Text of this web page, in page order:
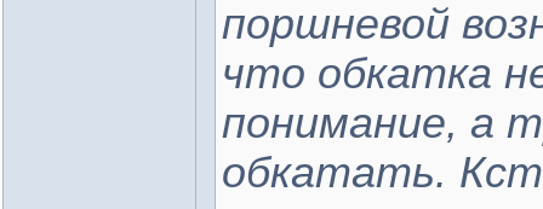
поршневой
что обкатка
понимание, а
обкатать.